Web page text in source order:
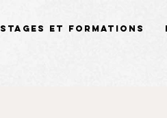
Stages et Formations